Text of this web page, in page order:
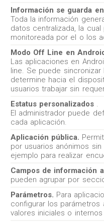
Información se guarda
Toda la información
datos centralizada, la
monitoreada por el o los
Modo Off Line en
Las aplicaciones en
line. Se puede
determine hacia el
usuarios trabajar sin
Estatus personalizados .
El administrador puede
cada aplicación.
Aplicación pública.
por usuarios anónimos
ejemplo para realizar
Campos de información
pueden agrupar por
Parámetros. Para
configurar los parámetros
valores iniciales o